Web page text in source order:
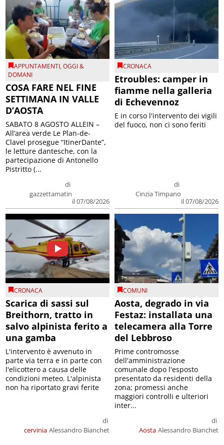
APPUNTAMENTI,OGGI &
DOMANI
COSA FARE NEL FINE
SETTIMANA IN VALLE
D’AOSTA
di
gazzettamatin
il 07/08/2026
SABATO 8 AGOSTO ALLEIN –
All’area verde Le Plan-de-
Clavel prosegue “ItinerDante”,
le letture dantesche, con la
partecipazione di Antonello
Pistritto (...
CRONACA
Etroubles: camper in
fiamme nella galleria
di Echevennoz
di
Cinzia Timpano
il 07/08/2026
E in corso l'intervento dei vigili
del fuoco, non ci sono feriti
CRONACA
Scarica di sassi sul
Breithorn, tratto in
salvo alpinista ferito a
una gamba
cervinia
di
Alessandro Bianchet
L'intervento è avvenuto in
parte via terra e in parte con
l'elicottero a causa delle
condizioni meteo. L'alpinista
non ha riportato gravi ferite
COMUNI
Aosta, degrado in via
Festaz: installata una
telecamera alla Torre
del Lebbroso
Aosta
di
Alessandro Bianchet
Prime contromosse
dell'amministrazione
comunale dopo l'esposto
presentato da residenti della
zona; promessi anche
maggiori controlli e ulteriori
inter...